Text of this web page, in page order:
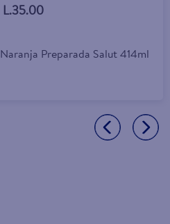
L.35.00
Naranja Preparada Salut 414ml